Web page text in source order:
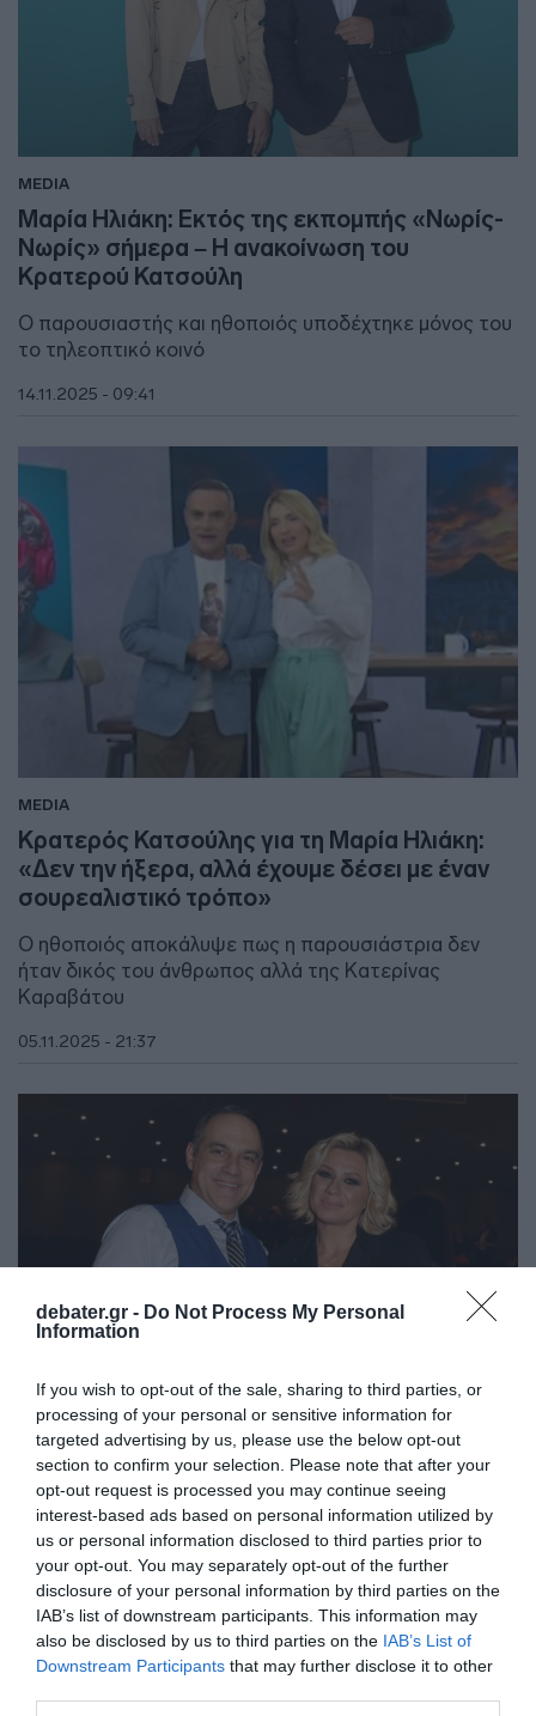
debater.gr - Do Not Process My Personal
Information
If you wish to opt-out of the sale, sharing to third parties, or
processing of your personal or sensitive information for
targeted advertising by us, please use the below opt-out
section to confirm your selection. Please note that after your
opt-out request is processed you may continue seeing
interest-based ads based on personal information utilized by
us or personal information disclosed to third parties prior to
your opt-out. You may separately opt-out of the further
disclosure of your personal information by third parties on the
IAB’s list of downstream participants. This information may
also be disclosed by us to third parties on the IAB’s List of
Downstream Participants that may further disclose it to other
MEDIA
Μαρία Ηλιάκη: Εκτός της εκπομπής «Νωρίς-
Νωρίς» σήμερα – Η ανακοίνωση του
Κρατερού Κατσούλη
Ο παρουσιαστής και ηθοποιός υποδέχτηκε μόνος του
το τηλεοπτικό κοινό
14.11.2025 - 09:41
MEDIA
Κρατερός Κατσούλης για τη Μαρία Ηλιάκη:
«Δεν την ήξερα, αλλά έχουμε δέσει με έναν
σουρεαλιστικό τρόπο»
Ο ηθοποιός αποκάλυψε πως η παρουσιάστρια δεν
ήταν δικός του άνθρωπος αλλά της Κατερίνας
Καραβάτου
05.11.2025 - 21:37
LIFESTYLE
Κρατερός Κατσούλης: «Με την Κατερίνα
Καραβάτου δεν συμβουλευόμαστε ο ένας τον
άλλο»
Ο ηθοποιός μίλησε για τις σχέσεις που έχουν σήμερα
με την πρώην σύζυγό του
09.10.2025 - 11:32